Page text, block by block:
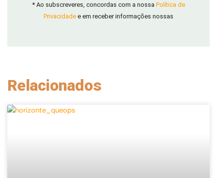
* Ao subscreveres, concordas com a nossa Política de
Privacidade e em receber informações nossas
Relacionados